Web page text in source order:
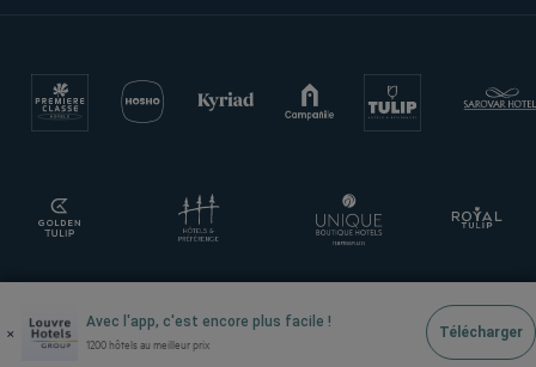
× Avec l'app, c'est encore plus facile !
1200 hôtels au meilleur prix
Télécharger